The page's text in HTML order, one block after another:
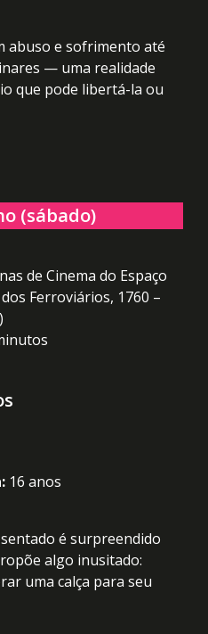
abuso e sofrimento até
— uma realidade
que pode libertá-la ou
(sábado)
de Cinema do Espaço
Ferroviários, 1760 –
16 anos
é surpreendido
algo inusitado:
uma calça para seu